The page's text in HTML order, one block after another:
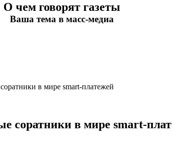
О чем говорят газеты
Ваша тема в масс-медиа
в мире smart-платежей
соратники в мире smart-